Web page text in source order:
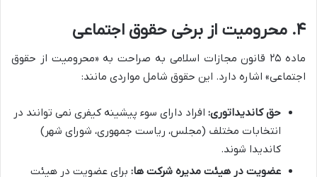
۴. محرومیت از برخی حقوق اجتماعی
ماده ۲۵ قانون مجازات اسلامی به صراحت به «محرومیت از حقوق
اجتماعی» اشاره دارد. این حقوق شامل مواردی مانند:
حق کاندیداتوری: افراد دارای سوء پیشینه کیفری نمی توانند در
انتخابات مختلف (مجلس، ریاست جمهوری، شورای شهر)
کاندیدا شوند.
عضویت در هیئت مدیره شرکت ها: برای عضویت در هیئت